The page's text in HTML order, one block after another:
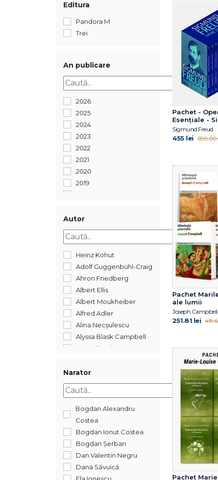
Editura
Pandora M
Trei
An publicare
2026
2025
2024
2023
2022
2021
2020
2019
2016
2015
2014
2013
2012
2011
2010
2009
2008
2007
2006
1900
Autor
Heinz Kohut
Adolf Guggenbühl-Craig
Ahron Friedberg
Albert Ellis
Albert Moukheiber
Alfred Adler
Alina Necșulescu
Alyssa Blask Campbell
Ana-Mihaela Popișteanu
Andreea Ionescu
Andrew Samuels
Aniela Jaffé
Ann H. Appelbaum
Ann H. Appelbaum
Anthony W. Bateman
Antonio Pérez‑Sánchez
Arnoud Arntz
Arnoud Arntz
Arthur C. Carr
Narator
Bogdan Alexandru
Costea
Bogdan Ionut Costea
Bogdan Șerban
Dan Valentin Negru
Dana Săvuică
Pachet -
Esenţiale -
Freud, 11
Sigmund Freud
455 lei 650.00
Pachet
ale lumii
Joseph Campbell
251.81 lei
Pachet